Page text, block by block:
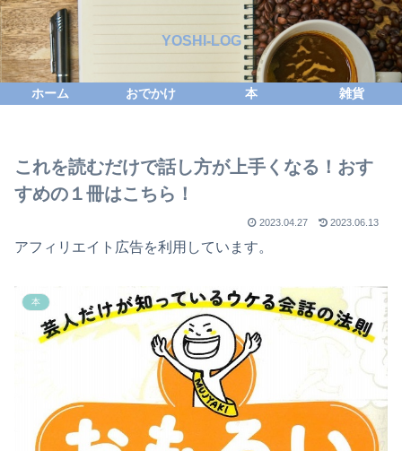
YOSHI-LOG
ホーム おでかけ 本 雑貨
これを読むだけで話し方が上手くなる！おす
すめの１冊はこちら！
2023.04.27 2023.06.13
アフィリエイト広告を利用しています。
本